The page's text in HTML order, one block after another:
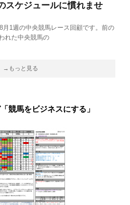
スケジュールに慣れませ
月1週の中央競馬レース回顧です。前の
れた中央競馬の
→もっと見る
競馬をビジネスにする」